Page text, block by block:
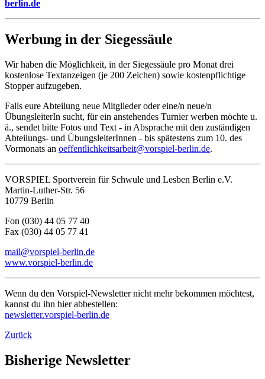
berlin.de
Werbung in der Siegessäule
Wir haben die Möglichkeit, in der Siegessäule pro Monat drei
kostenlose Textanzeigen (je 200 Zeichen) sowie kostenpflichtige
Stopper aufzugeben.
Falls eure Abteilung neue Mitglieder oder eine/n neue/n
ÜbungsleiterIn sucht, für ein anstehendes Turnier werben möchte u.
ä., sendet bitte Fotos und Text ‑ in Absprache mit den zuständigen
Abteilungs- und ÜbungsleiterInnen - bis spätestens zum 10. des
Vormonats an oeffentlichkeitsarbeit@vorspiel-berlin.de.
VORSPIEL Sportverein für Schwule und Lesben Berlin e.V.
Martin-Luther-Str. 56
10779 Berlin
Fon (030) 44 05 77 40
Fax (030) 44 05 77 41
mail@vorspiel-berlin.de
www.vorspiel-berlin.de
Wenn du den Vorspiel-Newsletter nicht mehr bekommen möchtest,
kannst du ihn hier abbestellen:
newsletter.vorspiel-berlin.de
Zurück
Bisherige Newsletter